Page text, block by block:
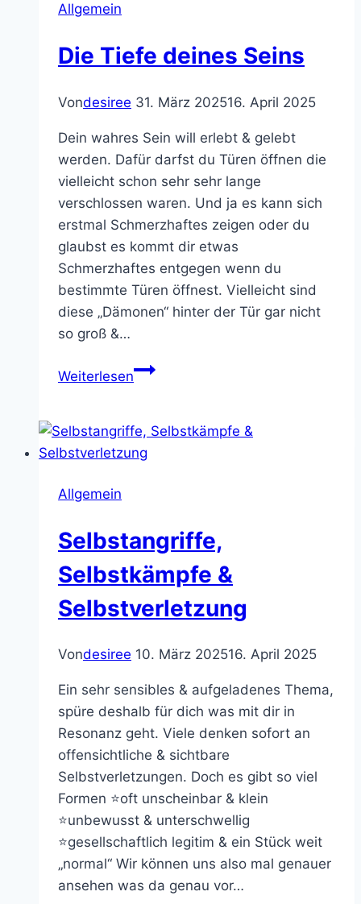
Allgemein
Die Tiefe deines Seins
Vondesiree 31. März 202516. April 2025
Dein wahres Sein will erlebt & gelebt
werden. Dafür darfst du Türen öffnen die
vielleicht schon sehr sehr lange
verschlossen waren. Und ja es kann sich
erstmal Schmerzhaftes zeigen oder du
glaubst es kommt dir etwas
Schmerzhaftes entgegen wenn du
bestimmte Türen öffnest. Vielleicht sind
diese „Dämonen“ hinter der Tür gar nicht
so groß &…
WeiterlesenDie
Seins
Allgemein
Selbstangriffe,
Selbstkämpfe &
Selbstverletzung
Vondesiree 10. März 202516. April 2025
Ein sehr sensibles & aufgeladenes Thema,
spüre deshalb für dich was mit dir in
Resonanz geht. Viele denken sofort an
offensichtliche & sichtbare
Selbstverletzungen. Doch es gibt so viel
Formen ⭐oft unscheinbar & klein
⭐unbewusst & unterschwellig
⭐gesellschaftlich legitim & ein Stück weit
„normal“ Wir können uns also mal genauer
ansehen was da genau vor…